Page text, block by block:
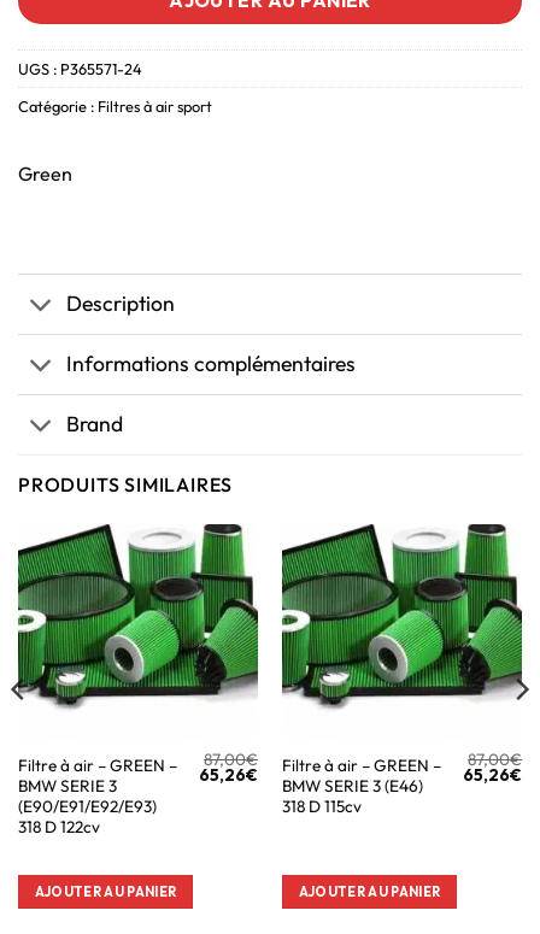
UGS : P365571-24
Catégorie : Filtres à air sport
Green
Description
Informations complémentaires
Brand
PRODUITS SIMILAIRES
Filtre à air – GREEN –
BMW SERIE 3
(E90/E91/E92/E93)
318 D 122cv
87,00€
65,26€
AJOUTER AU PANIER
Filtre à air – GREEN –
BMW SERIE 3 (E46)
318 D 115cv
87,00€
65,26€
AJOUTER AU PANIER